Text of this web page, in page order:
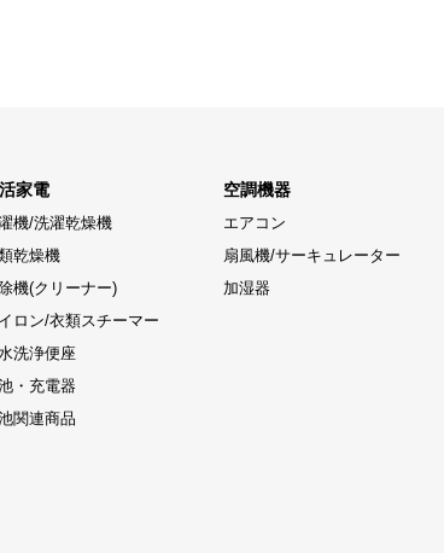
家電
機/洗濯乾燥機
乾燥機
機(クリーナー)
ロン/衣類スチーマー
洗浄便座
・充電器
関連商品
空調機器
エアコン
扇風機/サーキュレーター
加湿器